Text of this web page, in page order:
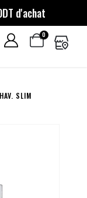
d'achat
0
HAV. SLIM